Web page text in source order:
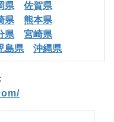
県
佐賀県
県
熊本県
県
宮崎県
島県
沖縄県